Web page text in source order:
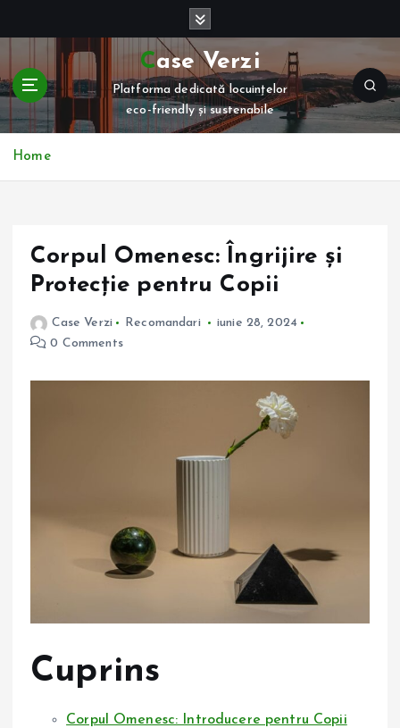
t
c
Case Verzi
Platforma dedicată locuințelor
eco-friendly și sustenabile
Home
Corpul Omenesc: Îngrijire și
Protecție pentru Copii
Case Verzi Recomandari
iunie 28, 2024
0 Comments
Cuprins
Corpul Omenesc: Introducere pentru Copii